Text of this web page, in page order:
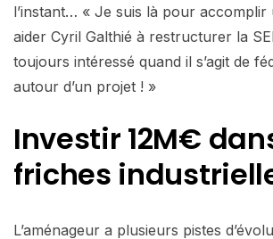
l’instant… « Je suis là pour accomplir
aider Cyril Galthié à restructurer la
toujours intéressé quand il s’agit de
autour d’un projet ! »
Investir 12M€
friches
L’aménageur a plusieurs pistes